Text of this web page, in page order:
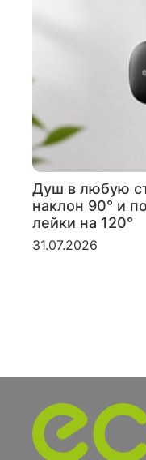
Душ в любую
наклон 90° и
лейки на 120°
31.07.2026